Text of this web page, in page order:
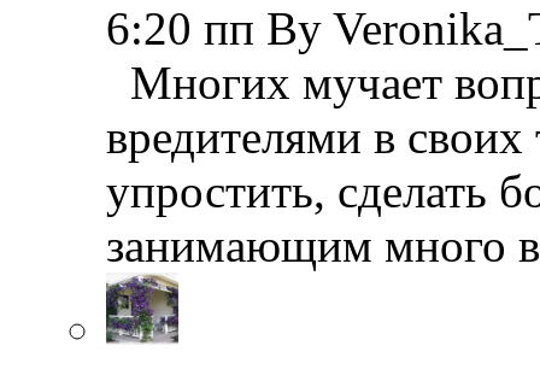
6:20 пп By
Многих мучает
вредителями в своих
упростить, сделать
занимающим много